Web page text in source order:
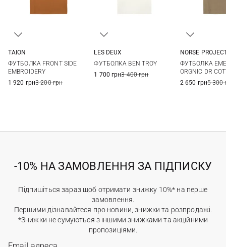
TAION
ФУТБОЛКА FRONT SIDE
EMBROIDERY
1 920 грн3 200 грн
LES DEUX
ФУТБОЛКА BEN TROY
1 700 грн3 400 грн
XXL
NORSE
ФУТБОЛКА
ORGNIC DR
2 650 грн5 300
-10% НА ЗАМОВЛЕННЯ ЗА ПІДПИСКУ
Підпишіться зараз щоб отримати знижку 10%* на перше
замовлення.
Першими дізнавайтеся про новини, знижки та розпродажі.
*Знижки не сумуються з іншими знижками та акційними
пропозиціями.